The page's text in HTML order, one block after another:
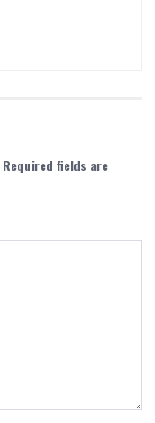
Required fields are